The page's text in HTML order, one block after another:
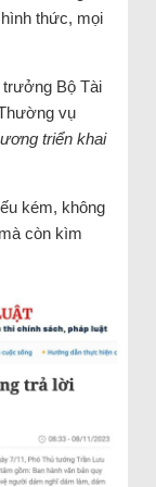
thức, mọi
trưởng Bộ Tài
vụ
triển khai
kém, không
còn kìm